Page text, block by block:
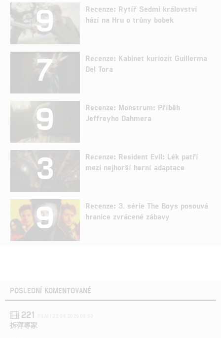
9
Recenze: Rytíř Sedmi království
hází na Hru o trůny bobek
7
Recenze: Kabinet kuriozit Guillerma
Del Tora
9
Recenze: Monstrum: Příběh
Jeffreyho Dahmera
3
Recenze: Resident Evil: Lék patří
mezi nejhorší herní adaptace
9
Recenze: 3. série The Boys posouvá
hranice zvrácené zábavy
POSLEDNÍ KOMENTOVANÉ
221
拆彈專家